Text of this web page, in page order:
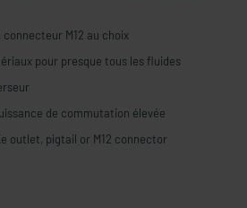
M12 au choix
pour presque tous les fluides
de commutation élevée
outlet, pigtail or M12 connector